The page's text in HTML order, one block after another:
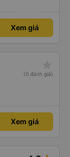
Xem giá
(0 đánh giá)
Xem giá